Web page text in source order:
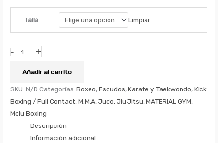
Talla Limpiar
- +
Añadir al carrito
SKU:N/D Categorías:Boxeo,Escudos,Karate y Taekwondo,Kick
Boxing / Full Contact,M.M.A, Judo, Jiu Jitsu,MATERIAL GYM,
Molu Boxing
Descripción
Información adicional